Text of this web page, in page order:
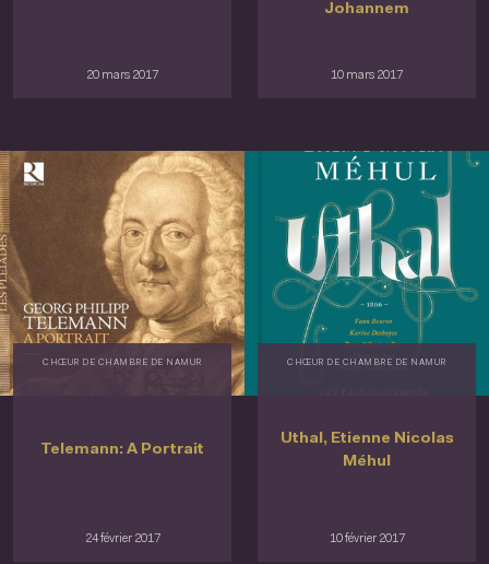
20 mars 2017
Johannem
10 mars 2017
CHŒUR DE CHAMBRE DE NAMUR
Telemann: A Portrait
24 février 2017
CHŒUR DE CHAMBRE DE NAMUR
Uthal, Etienne Nicolas
Méhul
10 février 2017